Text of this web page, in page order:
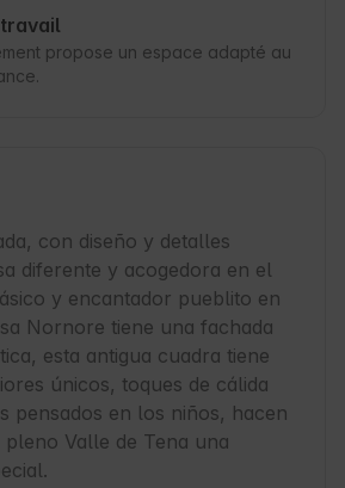
propose un espace adapté au
con diseño y detalles
diferente y acogedora en el
y encantador pueblito en
Nornore tiene una fachada
esta antigua cuadra tiene
únicos, toques de cálida
pensados en los niños, hacen
pleno Valle de Tena una